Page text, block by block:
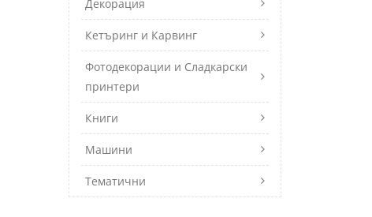
Декорация
Кетъринг и Карвинг
Фотодекорации и Сладкарски
принтери
Книги
Машини
Тематични